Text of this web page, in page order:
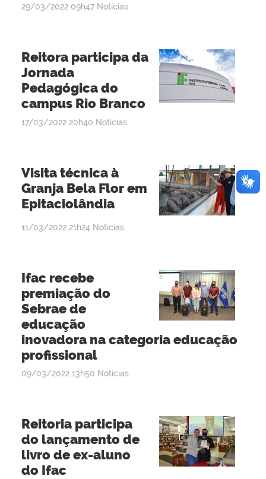
por
publicado
29/03/2022 09h47 Notícias
Reitora participa da
Jornada
Pedagógica do
campus Rio Branco
por
publicado
17/03/2022 20h40 Notícias
Visita técnica à
Granja Bela Flor em
Epitaciolândia
por
publicado
11/03/2022 21h24 Notícias
Ifac recebe
premiação do
Sebrae de
educação
inovadora na categoria educação
profissional
por
publicado
09/03/2022 13h50 Notícias
Reitoria participa
do lançamento de
livro de ex-aluno
do Ifac